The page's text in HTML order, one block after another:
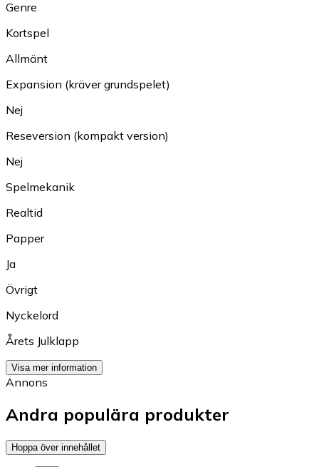
Genre
Kortspel
Allmänt
Expansion (kräver grundspelet)
Nej
Reseversion (kompakt version)
Nej
Spelmekanik
Realtid
Papper
Ja
Övrigt
Nyckelord
Årets Julklapp
Visa mer information
Annons
Andra populära produkter
Hoppa över innehållet